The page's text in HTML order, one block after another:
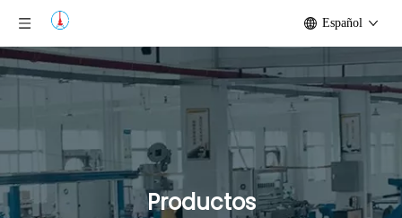
Español
Productos